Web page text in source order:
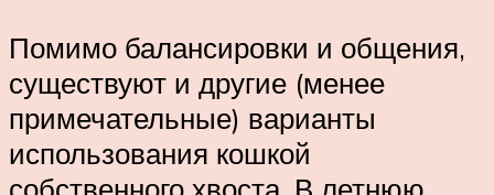
Помимо балансировки и общения,
существуют и другие (менее
примечательные) варианты
использования кошкой